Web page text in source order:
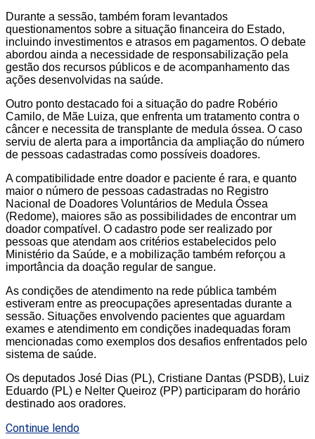
Durante a sessão, também foram levantados
questionamentos sobre a situação financeira do Estado,
incluindo investimentos e atrasos em pagamentos. O debate
abordou ainda a necessidade de responsabilização pela
gestão dos recursos públicos e de acompanhamento das
ações desenvolvidas na saúde.
Outro ponto destacado foi a situação do padre Robério
Camilo, de Mãe Luiza, que enfrenta um tratamento contra o
câncer e necessita de transplante de medula óssea. O caso
serviu de alerta para a importância da ampliação do número
de pessoas cadastradas como possíveis doadores.
A compatibilidade entre doador e paciente é rara, e quanto
maior o número de pessoas cadastradas no Registro
Nacional de Doadores Voluntários de Medula Óssea
(Redome), maiores são as possibilidades de encontrar um
doador compatível. O cadastro pode ser realizado por
pessoas que atendam aos critérios estabelecidos pelo
Ministério da Saúde, e a mobilização também reforçou a
importância da doação regular de sangue.
As condições de atendimento na rede pública também
estiveram entre as preocupações apresentadas durante a
sessão. Situações envolvendo pacientes que aguardam
exames e atendimento em condições inadequadas foram
mencionadas como exemplos dos desafios enfrentados pelo
sistema de saúde.
Os deputados José Dias (PL), Cristiane Dantas (PSDB), Luiz
Eduardo (PL) e Nelter Queiroz (PP) participaram do horário
destinado aos oradores.
Continue lendo